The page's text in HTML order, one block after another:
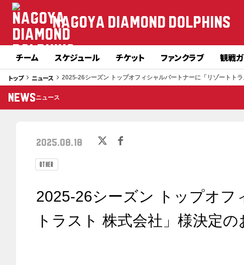
NAGOYA DIAMOND DOLPHINS
チーム スケジュール チケット ファンクラブ 観戦
トップkeyboard_arrow_right ニュース keyboard_arrow_right 2025-26シーズン トップオフィシャルパートナーに「リゾートト
NEWSニュース
OTHER
2025.08.18
2025-26シーズン トップオフ
トラスト 株式会社」様決定の